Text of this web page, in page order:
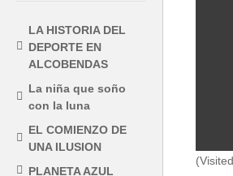
LA HISTORIA DEL
DEPORTE EN
ALCOBENDAS
La niña que soño
con la luna
EL COMIENZO DE
UNA ILUSION
PLANETA AZUL